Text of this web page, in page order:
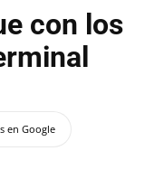
con los
en Google